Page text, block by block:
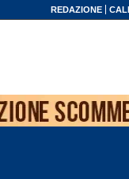
REDAZIONE